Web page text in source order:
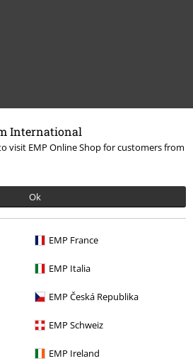
International
visit EMP Online Shop for customers from
Ok
EMP France
EMP Italia
EMP Česká Republika
EMP Schweiz
EMP Ireland